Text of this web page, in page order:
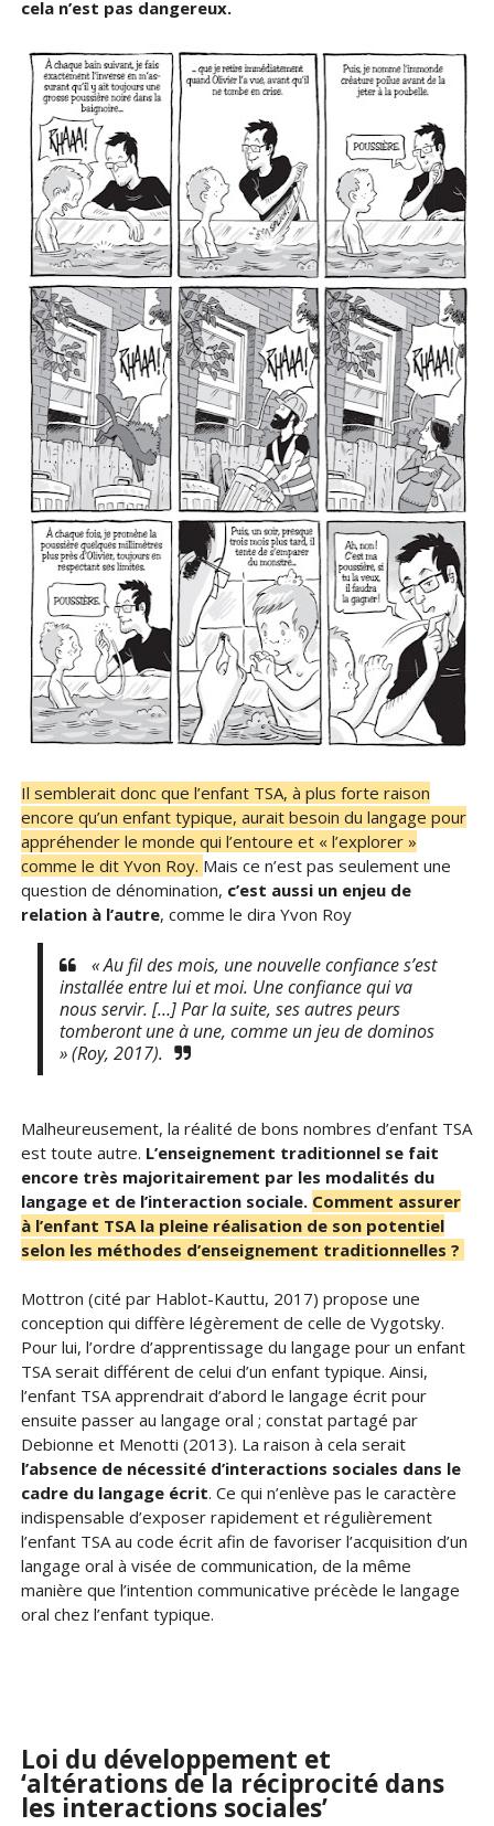
cela n’est pas dangereux.
Il semblerait donc que l’enfant TSA, à plus forte raison
encore qu’un enfant typique, aurait besoin du langage pour
appréhender le monde qui l’entoure et « l’explorer »
comme le dit Yvon Roy. Mais ce n’est pas seulement une
question de dénomination, c’est aussi un enjeu de
relation à l’autre, comme le dira Yvon Roy
« Au fil des mois, une nouvelle confiance s’est
installée entre lui et moi. Une confiance qui va
nous servir. […] Par la suite, ses autres peurs
tomberont une à une, comme un jeu de dominos
» (Roy, 2017).
Malheureusement, la réalité de bons nombres d’enfant TSA
est toute autre. L’enseignement traditionnel se fait
encore très majoritairement par les modalités du
langage et de l’interaction sociale. Comment assurer
à l’enfant TSA la pleine réalisation de son potentiel
selon les méthodes d’enseignement traditionnelles ?
Mottron (cité par Hablot-Kauttu, 2017) propose une
conception qui diffère légèrement de celle de Vygotsky.
Pour lui, l’ordre d’apprentissage du langage pour un enfant
TSA serait différent de celui d’un enfant typique. Ainsi,
l’enfant TSA apprendrait d’abord le langage écrit pour
ensuite passer au langage oral ; constat partagé par
Debionne et Menotti (2013). La raison à cela serait
l’absence de nécessité d’interactions sociales dans le
cadre du langage écrit. Ce qui n’enlève pas le caractère
indispensable d’exposer rapidement et régulièrement
l’enfant TSA au code écrit afin de favoriser l’acquisition d’un
langage oral à visée de communication, de la même
manière que l’intention communicative précède le langage
oral chez l’enfant typique.
Loi du développement et
‘altérations de la réciprocité dans
les interactions sociales’